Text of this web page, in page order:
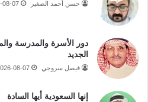
حسن أحمد الصغير 08-07
دور الأسرة والمدرسة
الجديد
فيصل سروجي 08-07
إنها السعودية أيها السادة